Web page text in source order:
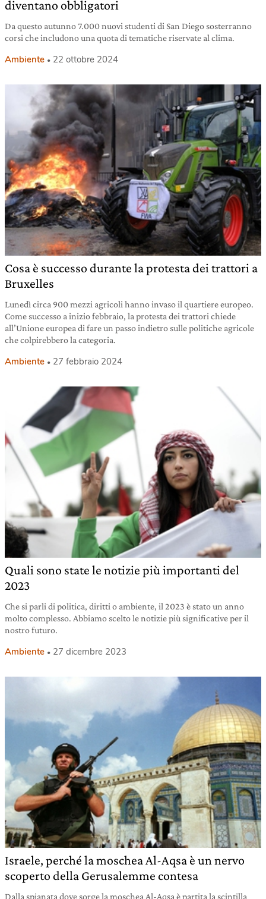
diventano obbligatori
Da questo autunno 7.000 nuovi studenti di San Diego sosterranno
corsi che includono una quota di tematiche riservate al clima.
Ambiente 22 ottobre 2024
Cosa è successo durante la protesta dei trattori a
Bruxelles
Lunedì circa 900 mezzi agricoli hanno invaso il quartiere europeo.
Come successo a inizio febbraio, la protesta dei trattori chiede
all’Unione europea di fare un passo indietro sulle politiche agricole
che colpirebbero la categoria.
Ambiente 27 febbraio 2024
Quali sono state le notizie più importanti del
2023
Che si parli di politica, diritti o ambiente, il 2023 è stato un anno
molto complesso. Abbiamo scelto le notizie più significative per il
nostro futuro.
Ambiente 27 dicembre 2023
Israele, perché la moschea Al-Aqsa è un nervo
scoperto della Gerusalemme contesa
Dalla spianata dove sorge la moschea Al-Aqsa è partita la scintilla